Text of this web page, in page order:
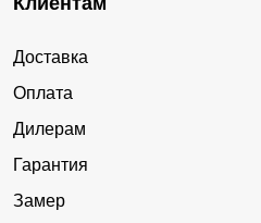
Доставка
Оплата
Дилерам
Гарантия
Замер